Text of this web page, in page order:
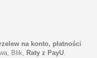
na konto, płatności
Blik, Raty z PayU.